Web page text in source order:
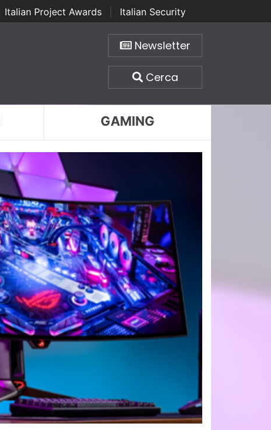
Italian Project Awards
Italian Security
Newsletter
Cerca
GAMING